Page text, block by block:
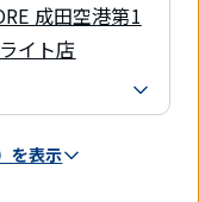
成田空港第1
イト店
を表示